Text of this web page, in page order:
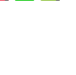
為のコラム